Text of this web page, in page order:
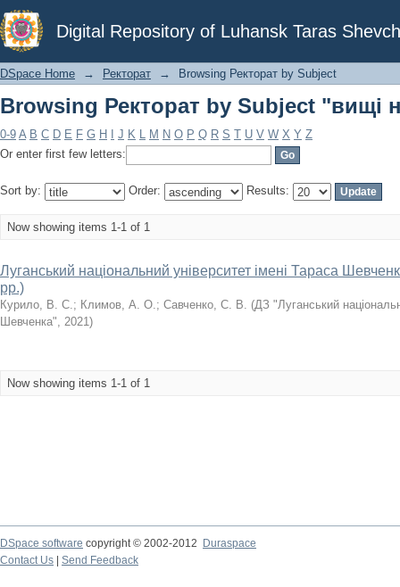
Digital Repository of Luhansk Taras
Browsing Ректорат by Subject "вищі
DSpace Home → Ректорат → Browsing Ректорат by Subject
Browsing Ректорат by Subject "вищі
0-9 A B C D E F G H J K L M N O P Q R S T U V W X Y Z
Or enter first few letters:
Sort by: Order: Results:
Now showing items 1-1 of 1
Луганський національний університет імені Тараса
рр.)
Курило, В. С.; Климов, А. О.; Савченко, С. В. (ДЗ "Луганський
Шевченка", 2021)
Now showing items 1-1 of 1
DSpace software copyright © 2002-2012
Duraspace
Contact Us
Send Feedback